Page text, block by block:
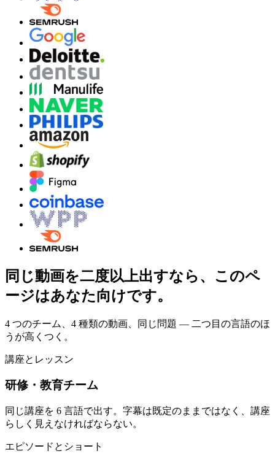
同じ動画を二度以上出すなら、このペ
ージはあなた向けです。
4 つのチーム、4 種類の動画、同じ問題 — 二つ目の言語のほ
うが高くつく。
講座とレッスン
研修・教育チーム
同じ講座を 6 言語で出す。字幕は既定のままではなく、講座
らしく見えなければならない。
エピソードとショート